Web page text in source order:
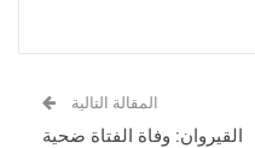
المقالة التالية
القيروان: وفاة الفتاة ضحية